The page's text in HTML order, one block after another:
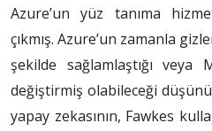
Azure’un yüz tanıma
çıkmış. Azure’un zamanla
şekilde sağlamlaştığı veya
değiştirmiş olabileceği
yapay zekasının, Fawkes